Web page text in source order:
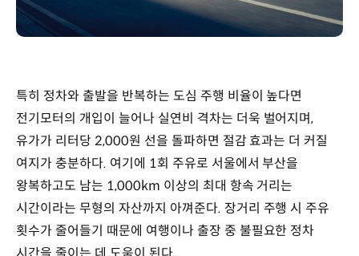
특히 정차와 출발을 반복하는 도심 주행 비율이 높다면
전기모터의 개입이 늘어나 실연비 격차는 더욱 벌어지며,
유가가 리터당 2,000원 선을 돌파하면 절감 효과는 더 커질
여지가 충분하다. 여기에 1회 주유로 서울에서 부산을
왕복하고도 남는 1,000km 이상의 최대 항속 거리는
시간이라는 무형의 자산까지 아껴준다. 장거리 주행 시 주유
횟수가 줄어들기 때문에 여행이나 출장 중 불필요한 정차